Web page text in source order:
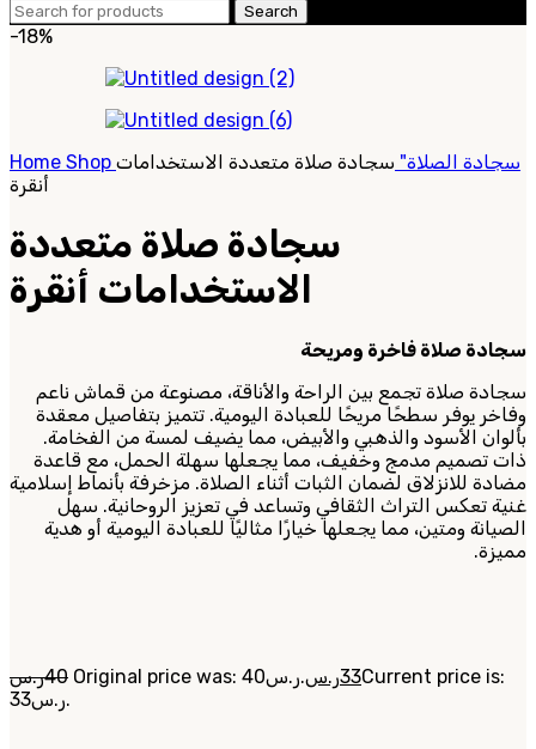
Search
-18%
Home Shop سجادة الصلاة" سجادة صلاة متعددة الاستخدامات
أنقرة
سجادة صلاة متعددة
الاستخدامات أنقرة
سجادة صلاة فاخرة ومريحة
سجادة صلاة تجمع بين الراحة والأناقة، مصنوعة من قماش ناعم
وفاخر يوفر سطحًا مريحًا للعبادة اليومية. تتميز بتفاصيل معقدة
بألوان الأسود والذهبي والأبيض، مما يضيف لمسة من الفخامة.
ذات تصميم مدمج وخفيف، مما يجعلها سهلة الحمل، مع قاعدة
مضادة للانزلاق لضمان الثبات أثناء الصلاة. مزخرفة بأنماط إسلامية
غنية تعكس التراث الثقافي وتساعد في تعزيز الروحانية. سهل
الصيانة ومتين، مما يجعلها خيارًا مثاليًا للعبادة اليومية أو هدية
مميزة.
40ر.س Original price was: 40ر.س. 33ر.س
Current price is:
33ر.س.